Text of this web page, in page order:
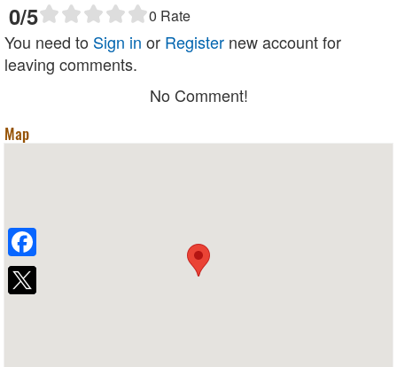
0/5 0 Rate
You need to Sign in or Register new account for
leaving comments.
No Comment!
Map
Facebook